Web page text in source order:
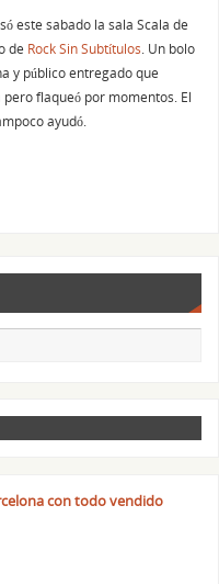
este sabado la sala Scala de
de Rock Sin Subtítulos . Un bolo
y público entregado que
flaqueó por momentos. El
ayudó.
con todo vendido